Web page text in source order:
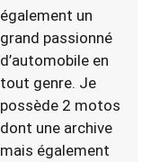
également un
grand passionné
d’automobile en
tout genre. Je
possède 2 motos
dont une archive
mais également